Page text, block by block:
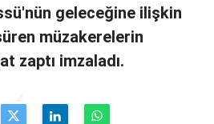
geleceğine ilişkin
müzakerelerin
zaptı imzaladı.